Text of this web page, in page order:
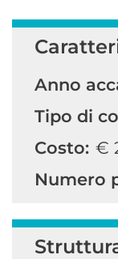
Anno
Tipo di
Costo: €
Numero